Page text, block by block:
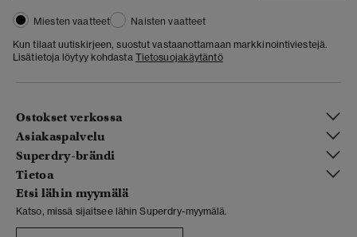
Miesten vaatteet
Naisten vaatteet
Kun tilaat uutiskirjeen, suostut vastaanottamaan markkinointiviestejä.
Lisätietoja löytyy kohdasta Tietosuojakäytäntö
Ostokset verkossa
Asiakaspalvelu
Superdry-brändi
Tietoa
Etsi lähin myymälä
Katso, missä sijaitsee lähin Superdry-myymälä.